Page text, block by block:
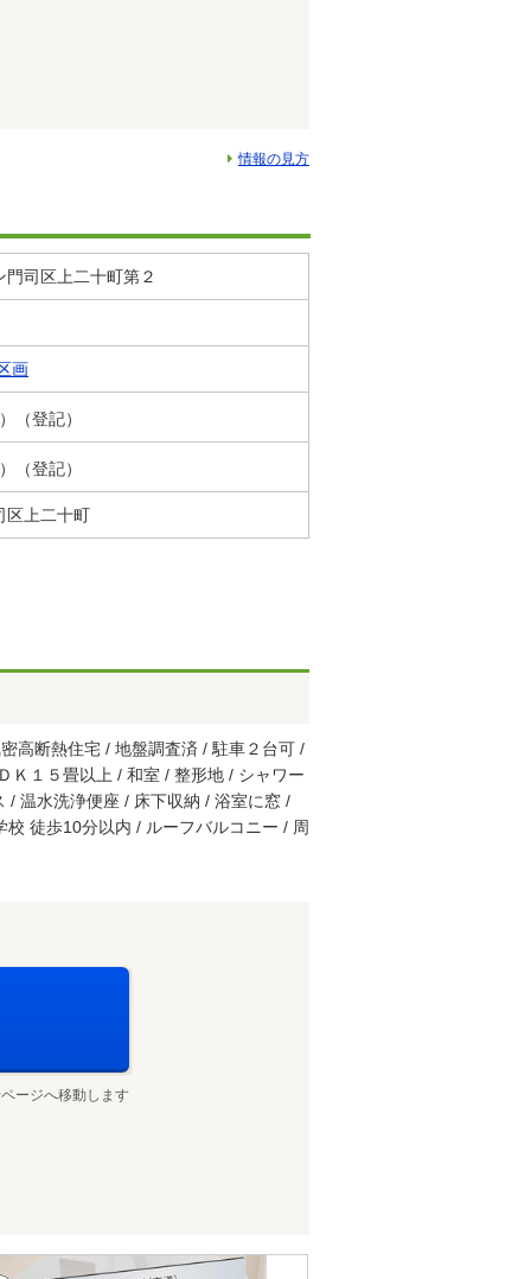
情報の見方
司区上二十町第２
画
（登記）
（登記）
区上二十町
高断熱住宅 / 地盤調査済 / 駐車２台可 /
Ｋ１５畳以上 / 和室 / 整形地 / シャワー
/ 温水洗浄便座 / 床下収納 / 浴室に窓 /
徒歩10分以内 / ルーフバルコニー / 周
ージへ移動します